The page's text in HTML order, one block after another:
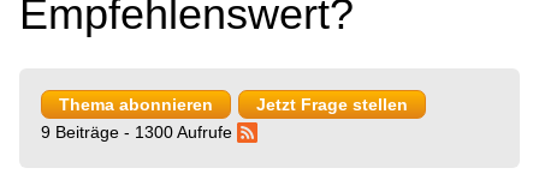
Empfehlenswert?
Thema abonnieren
Jetzt Frage stellen
9 Beiträge - 1300 Aufrufe